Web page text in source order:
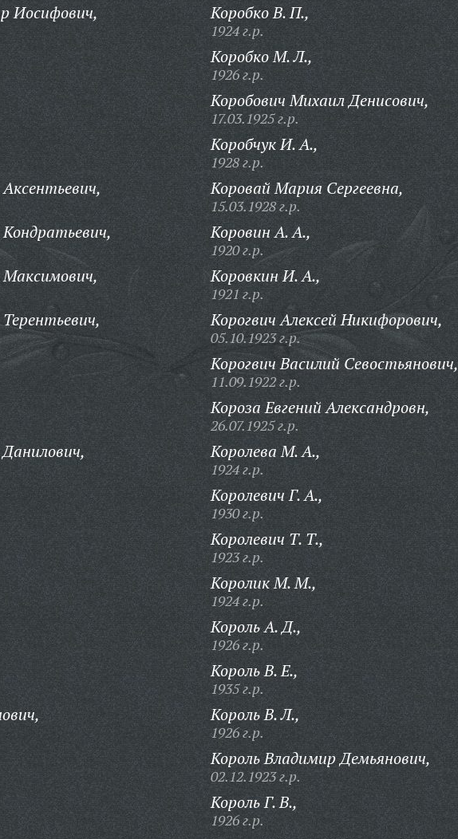
Иосифович,
Максимович,
Коробко В. П.,
1924 г.р.
Коробко М. Л.,
1926 г.р.
Коробович Михаил Денисович,
17.03.1925 г.р.
Коробчук И. А.,
1928 г.р.
Коровай Мария Сергеевна,
15.03.1928 г.р.
Коровин А. А.,
1920 г.р.
Коровкин И. А.,
1921 г.р.
Корогвич Алексей Никифорович,
05.10.1923 г.р.
Корогвич Василий Севостьянович,
11.09.1922 г.р.
Короза Евгений Александровн,
26.07.1925 г.р.
Королева М. А.,
1924 г.р.
Королевич Г. А.,
1930 г.р.
Королевич Т. Т.,
1923 г.р.
Королик М. М.,
1924 г.р.
Король А. Д.,
1926 г.р.
Король В. Е.,
1935 г.р.
Король В. Л.,
1926 г.р.
Король Владимир Демьянович,
02.12.1923 г.р.
Король Г. В.,
1926 г.р.